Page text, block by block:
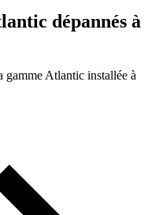
dépannés à
gamme Atlantic installée à